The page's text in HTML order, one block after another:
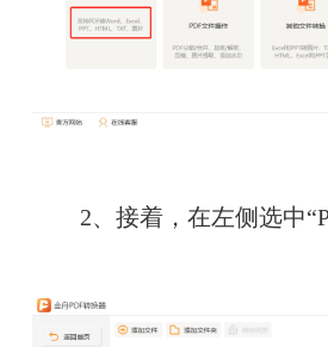
2、接着，在左侧选中